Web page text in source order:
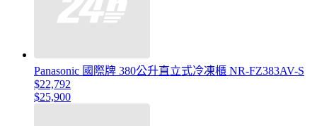
Panasonic 國際牌 380公升直立式冷凍櫃 NR-FZ383AV-S
$22,792
$25,900